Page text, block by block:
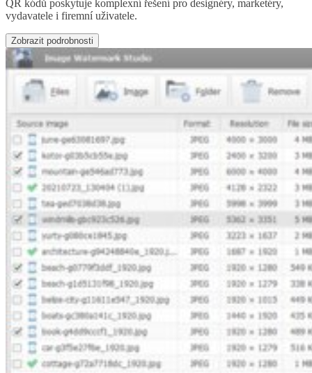
QR kódů poskytuje komplexní řešení pro designéry, marketéry,
vydavatele i firemní uživatele.
Zobrazit podrobnosti